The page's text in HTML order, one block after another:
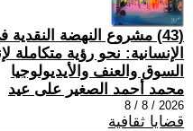
(43) مشروع النهضة
الإنسانية: نحو رؤية متكاملة
السوق والعنف والأيديولوجيا
محمد أحمد الصغير على عيد
2026 / 8 / 8
قضايا ثقافية